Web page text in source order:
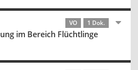
VO 1 Dok.
im Bereich Flüchtlinge